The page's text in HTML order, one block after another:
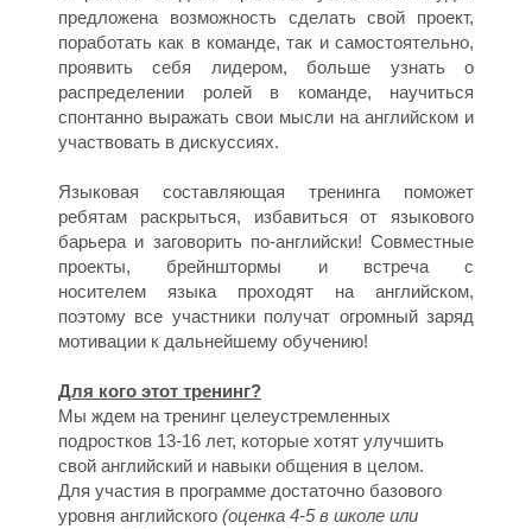
Н
И
предложена возможность сделать свой проект,
поработать как в команде, так и самостоятельно,
проявить себя лидером, больше узнать о
распределении ролей в команде, научиться
спонтанно выражать свои мысли на английском и
участвовать в дискуссиях.
Языковая составляющая тренинга поможет
ребятам раскрыться, избавиться от языкового
барьера и заговорить по-английски! Совместные
проекты, брейнштормы и встреча с
носителем языка проходят на английском,
поэтому все участники получат огромный заряд
мотивации к дальнейшему обучению!
Для кого этот тренинг?
Мы ждем на тренинг целеустремленных
подростков 13-16 лет, которые хотят улучшить
свой английский и навыки общения в целом.
Для участия в программе достаточно базового
уровня английского (оценка 4-5 в школе или